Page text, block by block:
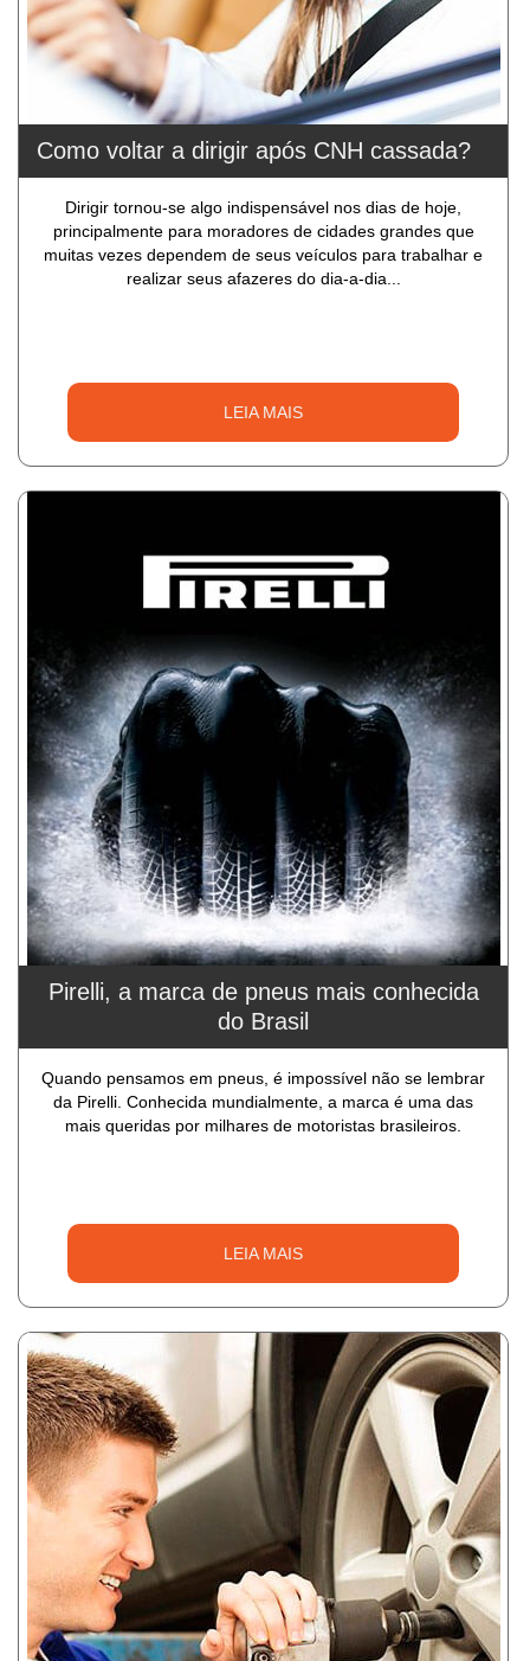
Como voltar a dirigir após CNH cassada?
Dirigir tornou-se algo indispensável nos dias de hoje,
principalmente para moradores de cidades grandes que
muitas vezes dependem de seus veículos para trabalhar e
realizar seus afazeres do dia-a-dia...
LEIA MAIS
Pirelli, a marca de pneus mais conhecida
do Brasil
Quando pensamos em pneus, é impossível não se lembrar
da Pirelli. Conhecida mundialmente, a marca é uma das
mais queridas por milhares de motoristas brasileiros.
LEIA MAIS